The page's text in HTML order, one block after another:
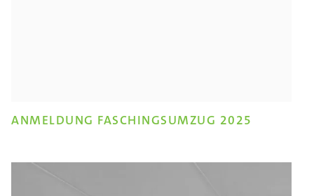
ANMELDUNG FASCHINGSUMZUG 2025